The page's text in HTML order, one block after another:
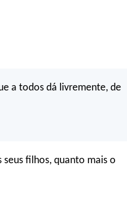
a todos dá livremente, de
seus filhos, quanto mais o